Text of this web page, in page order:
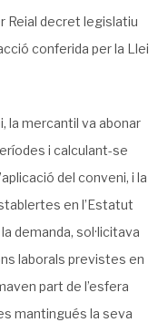
Reial decret legislatiu
conferida per la Llei
la mercantil va abonar
i calculant-se
del conveni, i la
en l’Estatut
demanda, sol·licitava
laborals previstes en
part de l’esfera
mantingués la seva